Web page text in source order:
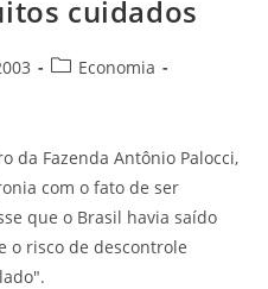
cuidados
Economia
da Fazenda Antônio Palocci,
com o fato de ser
que o Brasil havia saído
o risco de descontrole